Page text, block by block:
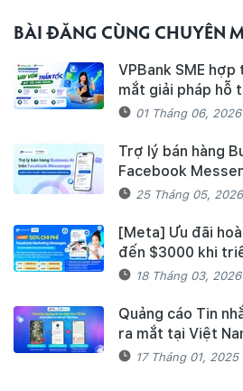
BÀI ĐĂNG CÙNG CHUYÊN
VPBank SME
mắt giải pháp hỗ
doanh/Doanh
hiệu quả
01 Tháng 06, 2026
Trợ lý bán hàng
Facebook
mặt trên Haravan
25 Tháng 05, 2026
[Meta] Ưu đãi
đến $3000 khi
Marketing
18 Tháng 03, 2026
Quảng cáo Tin
ra mắt tại Việt
mùa Tết cùng
17 Tháng 01, 2025